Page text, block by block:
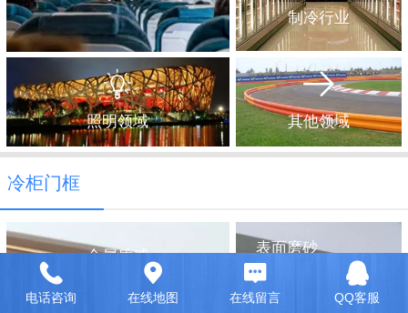
制冷行业
照明领域 其他领域
冷柜门框
金属质感 表面磨砂
电话咨询 在线地图 在线留言 QQ客服